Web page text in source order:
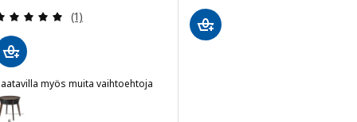
Arvio: 5 / 5 tähteä. Arvostelut yhteensä:
(1)
myös muita vaihtoehtoja
/ VINDSTYRKA
STARKVIND / VINDSTYRKA, Ilmanpuhdistin/